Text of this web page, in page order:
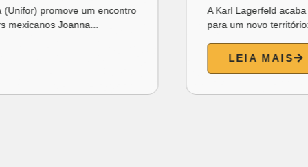
A Karl Lagerfeld acaba de expandir seu universo criativo
para um novo território: a gastronomia. A grife...